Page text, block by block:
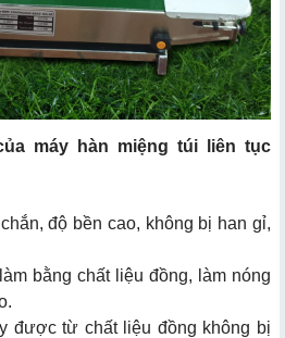
máy hàn miệng túi liên tục
độ bền cao, không bị han gỉ,
bằng chất liệu đồng, làm nóng
được từ chất liệu đồng không bị